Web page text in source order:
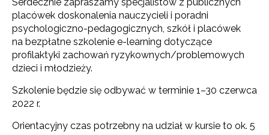
placówek doskonalenia nauczycieli i poradni
psychologiczno-pedagogicznych, szkół i placówek
na bezpłatne szkolenie e-learning dotyczące
profilaktyki zachowań ryzykownych/problemowych
dzieci i młodzieży.
Szkolenie będzie się odbywać w terminie 1–30 czerwca
2022 r.
Orientacyjny czas potrzebny na udział w kursie to ok. 5